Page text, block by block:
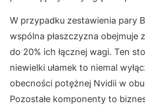
W przypadku zestawienia pary
wspólna płaszczyzna obejmuje
do 20% ich łącznej wagi. Ten
niewielki ułamek to niemal
obecności potężnej Nvidii w
Pozostałe komponenty to